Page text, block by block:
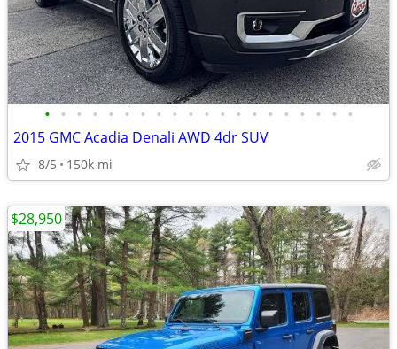
• • • • • • • • • • • • • • • • • • • •
2015 GMC Acadia Denali AWD 4dr SUV
8/5 150k mi
$28,950